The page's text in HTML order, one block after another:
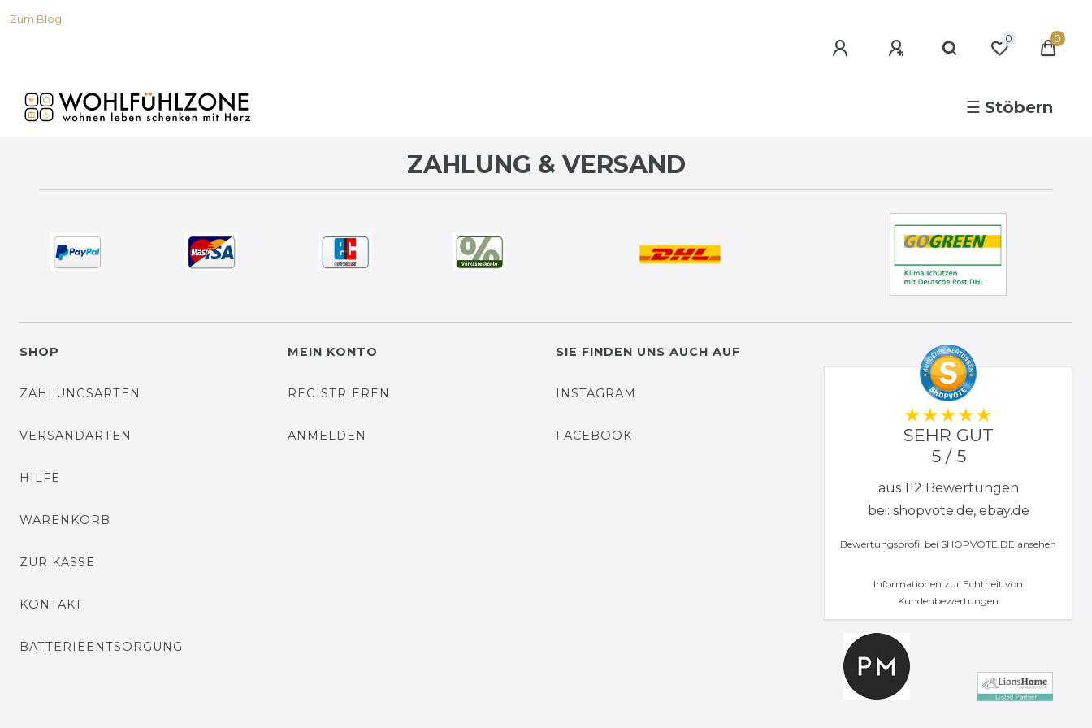
Zum Blog
0
0
☰ Stöbern
ZAHLUNG & VERSAND
SHOP
ZAHLUNGSARTEN
VERSANDARTEN
HILFE
WARENKORB
ZUR KASSE
KONTAKT
BATTERIEENTSORGUNG
MEIN KONTO
REGISTRIEREN
ANMELDEN
SIE FINDEN UNS AUCH AUF
INSTAGRAM
FACEBOOK
SEHR GUT
5 / 5
aus 112 Bewertungen
bei: shopvote.de, ebay.de
Bewertungsprofil bei SHOPVOTE.DE ansehen
Informationen zur Echtheit von
Kundenbewertungen